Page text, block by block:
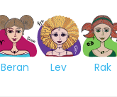
Beran Lev Rak